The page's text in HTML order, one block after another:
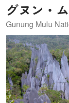
無脊椎動物の半
グヌン・
Gunung Mulu